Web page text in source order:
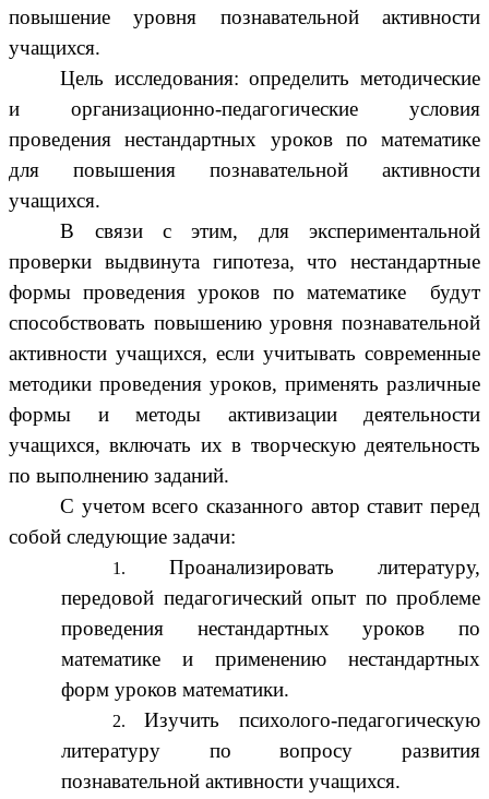
повышение уровня познавательной активности
учащихся.
Цель исследования: определить методические
и организационно-педагогические условия
проведения нестандартных уроков по математике
для повышения познавательной активности
учащихся.
В связи с этим, для экспериментальной
проверки выдвинута гипотеза, что нестандартные
формы проведения уроков по математике будут
способствовать повышению уровня познавательной
активности учащихся, если учитывать современные
методики проведения уроков, применять различные
формы и методы активизации деятельности
учащихся, включать их в творческую деятельность
по выполнению заданий.
С учетом всего сказанного автор ставит перед
собой следующие задачи:
Проанализировать литературу,
передовой педагогический опыт по проблеме
проведения нестандартных уроков по
математике и применению нестандартных
форм уроков математики.
Изучить психолого-педагогическую
литературу по вопросу развития
познавательной активности учащихся.